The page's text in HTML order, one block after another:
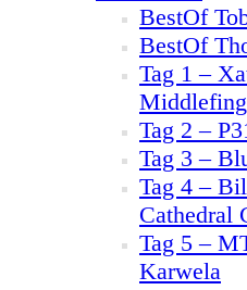
BestOf
BestOf
Tag 1 –
Tag 2 –
Tag 3 –
Tag 4 –
Cathedral
Tag 5 –
Karwela